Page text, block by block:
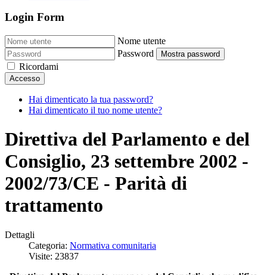
Login Form
Nome utente
Password
Mostra password
Ricordami
Accesso
Hai dimenticato la tua password?
Hai dimenticato il tuo nome utente?
Direttiva del Parlamento e del
Consiglio, 23 settembre 2002 -
2002/73/CE - Parità di
trattamento
Dettagli
Categoria: Normativa comunitaria
Visite: 23837